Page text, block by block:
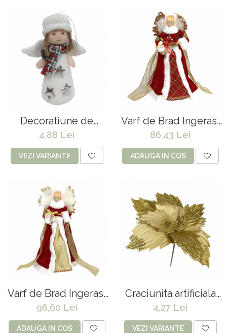
Flori artificiale la ghiveci
Verdeata decorativa
Decoratiune de
Craciun, Ingeras, 16
4,88 Lei
VEZI VARIANTE
Varf de Brad Ingeras,
Burgundy, 45 cm
86,43 Lei
ADAUGA IN COS
Varf de Brad Ingeras,
Rosu, 45 cm
96,60 Lei
ADAUGA IN COS
Craciunita artificiala
din catifea
4,27 Lei
VEZI VARIANTE